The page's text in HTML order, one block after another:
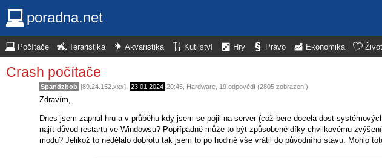
poradna.net
Počítače Teraristika Akvaristika Kutilství Hry Právo Ekonomika Život
Crash počítače
Spandzbob [89.24.152.xxx], 23.01.2024 20:45 Hardware , 19 odpovědí (2805 zobrazení)
Zdravím,
Dnes jsem zapnul hru a v průběhu kdy jsem se pojil na server (což bere docela dost
najít důvod restartu ve Windowsu? Popřípadně může to být způsobené díky chvilkovému
modu? Jelikož to nedělalo dobrotu tak jsem to po hodině vše vrátil do původního stavu. Mohlo